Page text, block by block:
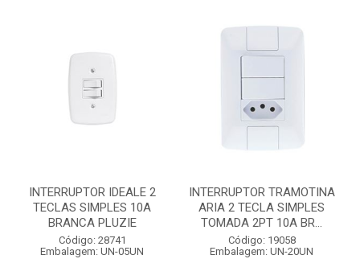
INTERRUPTOR IDEALE 2
TECLAS SIMPLES 10A
BRANCA PLUZIE
Código: 28741
Embalagem: UN-05UN
INTERRUPTOR TRAMOTINA
ARIA 2 TECLA SIMPLES
TOMADA 2PT 10A BR...
Código: 19058
Embalagem: UN-20UN